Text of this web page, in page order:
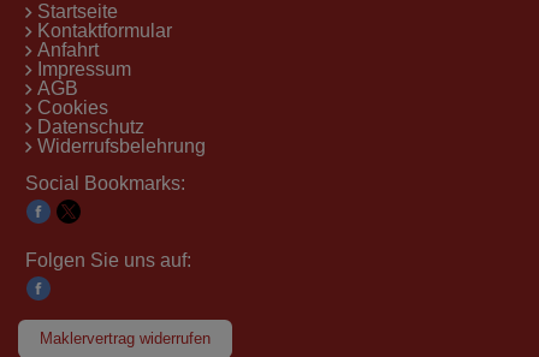
Startseite
Kontaktformular
Anfahrt
Impressum
AGB
Cookies
Datenschutz
Widerrufsbelehrung
Social Bookmarks:
Folgen Sie uns auf:
Maklervertrag widerrufen